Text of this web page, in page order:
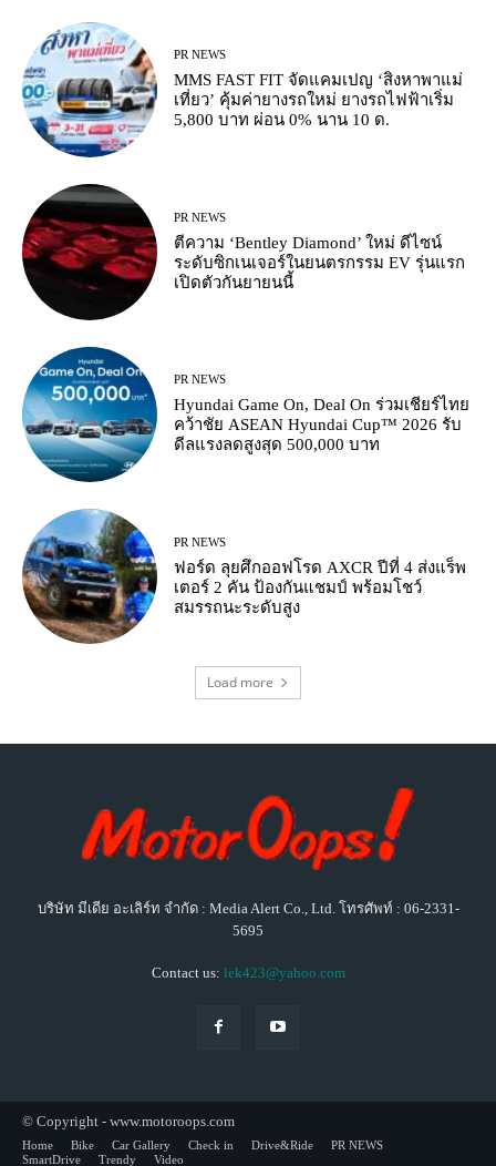
PR NEWS
MMS FAST FIT จัดแคมเปญ ‘สิงหาพาแม่
เที่ยว’ คุ้มค่ายางรถใหม่ ยางรถไฟฟ้าเริ่ม
5,800 บาท ผ่อน 0% นาน 10 ด.
PR NEWS
ตีความ ‘Bentley Diamond’ ใหม่ ดีไซน์
ระดับซิกเนเจอร์ในยนตรกรรม EV รุ่นแรก
เปิดตัวกันยายนนี้
PR NEWS
Hyundai Game On, Deal On ร่วมเชียร์ไทย
คว้าชัย ASEAN Hyundai Cup™ 2026 รับ
ดีลแรงลดสูงสุด 500,000 บาท
PR NEWS
ฟอร์ด ลุยศึกออฟโรด AXCR ปีที่ 4 ส่งแร็พ
เตอร์ 2 คัน ป้องกันแชมป์ พร้อมโชว์
สมรรถนะระดับสูง
Load more
บริษัท มีเดีย อะเลิร์ท จำกัด : Media Alert Co., Ltd. โทรศัพท์ : 06-2331-
5695
Contact us: lek423@yahoo.com
© Copyright - www.motoroops.com
Home Bike Car Gallery Check in Drive&Ride
PR NEWS
SmartDrive
Trendy Video